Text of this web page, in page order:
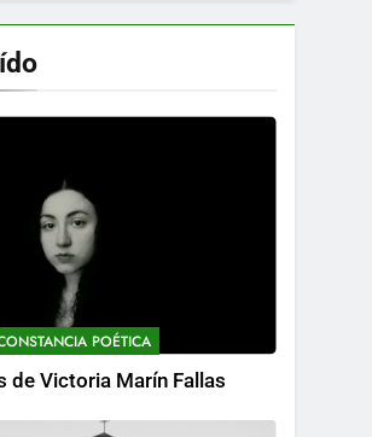
POÉTICA
de Victoria Marín Fallas